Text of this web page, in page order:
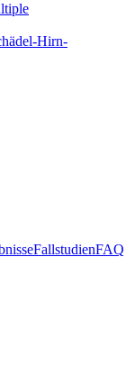
Hirn-
FallstudienFAQ